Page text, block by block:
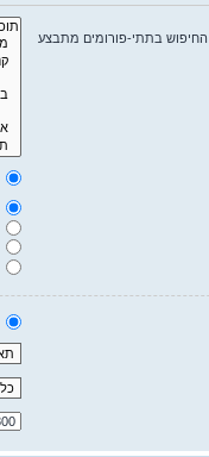
בתתי-פורומים מתבצע